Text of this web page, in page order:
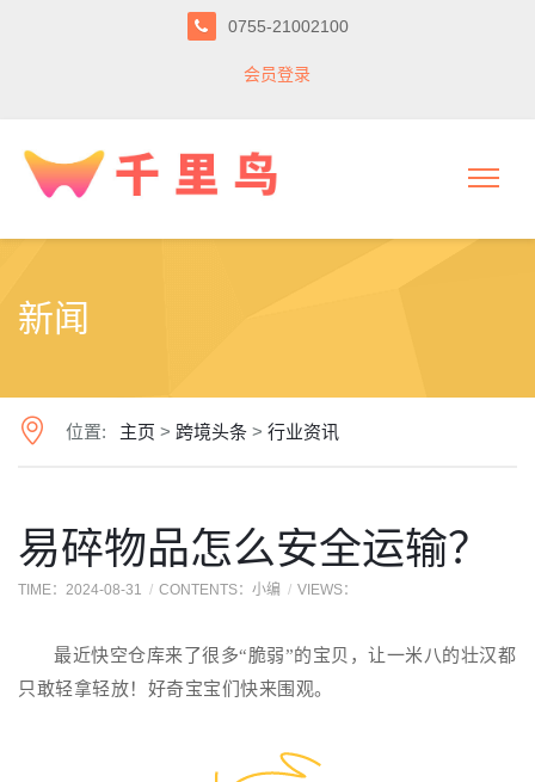
0755-21002100
会员登录
新闻
位置: 主页 > 跨境头条 > 行业资讯
易碎物品怎么安全运输？
TIME：2024-08-31 CONTENTS：小编 VIEWS：
最近快空仓库来了很多“脆弱”的宝贝，让一米八的壮汉都
只敢轻拿轻放！好奇宝宝们快来围观。